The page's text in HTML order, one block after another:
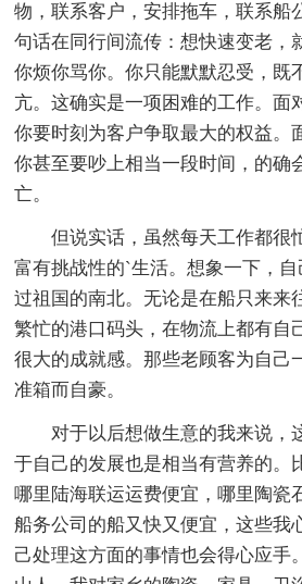
物，联系客户，安排拖车，联系船
句话在同行间流传：想快速变老，
你烦你骂你。你只能默默忍受，既
亢。这确实是一项困难的工作。面
你要时刻为客户争取最大的权益。
你甚至要吵上相当一段时间，的确
亡。
但说实话，虽然每天工作都很
富有挑战性的`生活。想象一下，
过祖国的南北。无论是在船只来来
繁忙的港口码头，在物流上都有自
很大的成就感。那些老顾客为自己
准箱而自豪。
对于以后想做生意的我来说，
于自己的发展也是相当有营养的。
哪里陆海联运运费便宜，哪里陶瓷
船务公司的船又快又便宜，这些我
己处理这方面的事情也会得心应手